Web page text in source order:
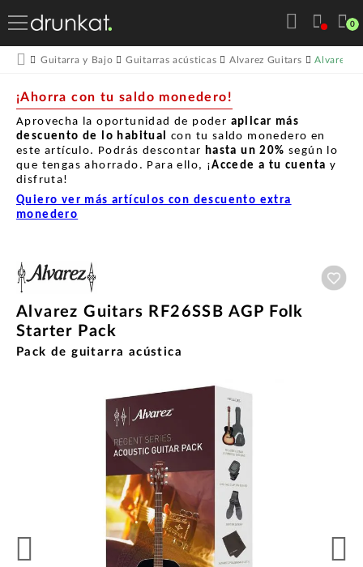
0
Guitarra y Bajo Guitarras acústicas Alvarez Guitars Alvarez
¡Ahorra con tu saldo monedero!
Aprovecha la oportunidad de poder aplicar más
descuento de lo habitual con tu saldo monedero en
este artículo. Podrás descontar hasta un 20% según lo
que tengas ahorrado. Para ello, ¡Accede a tu cuenta y
disfruta!
Quiero ver más artículos con descuento extra
monedero
Alvarez Guitars RF26SSB AGP Folk
Starter Pack
Pack de guitarra acústica